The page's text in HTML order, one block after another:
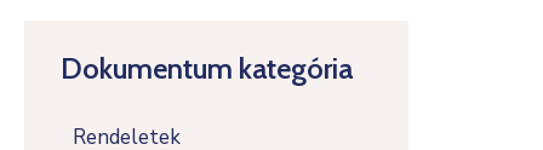
Dokumentum kategória
Rendeletek